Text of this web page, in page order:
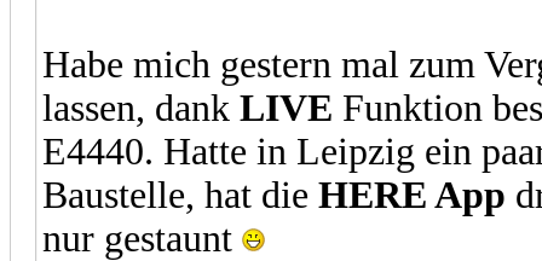
Habe mich gestern mal zum
lassen, dank LIVE Funktion
E4440. Hatte in Leipzig ein
Baustelle, hat die HERE App
nur gestaunt